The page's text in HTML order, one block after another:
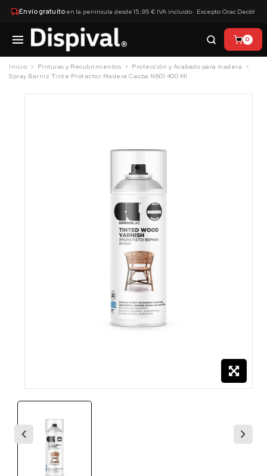
Envío gratuitoen la península desde 15,95 € IVA incluido · Excepto Orac Decor
×
0
Inicio Pinturas y Recubrimientos
Protección y Acabado para madera
Spray Barniz Tinte Protector Madera Caoba N601 400 Ml